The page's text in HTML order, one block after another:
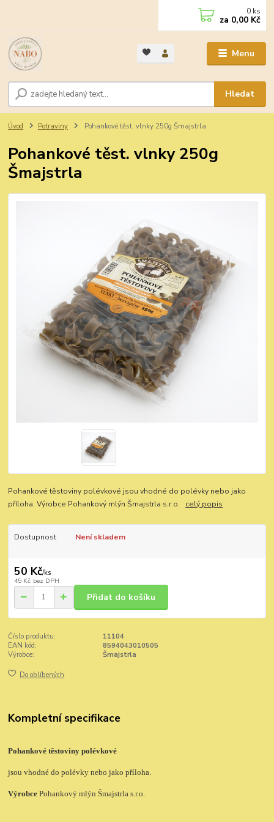
Menu
Hledat
0 ks
za 0,00 Kč
Úvod Potraviny Pohankové těst. vlnky 250g Šmajstrla
Pohankové těst. vlnky 250g
Šmajstrla
Pohankové těstoviny polévkové jsou vhodné do polévky nebo jako
příloha. Výrobce Pohankový mlýn Šmajstrla s.r.o. celý popis
Dostupnost Není skladem
50 Kč/ks
45 Kč bez DPH
Přidat do košíku
Číslo produktu:
11104
EAN kód:
8594043010505
Výrobce:
Šmajstrla
Do oblíbených
Kompletní specifikace
Pohankové těstoviny polévkové
jsou vhodné do polévky nebo jako příloha.
VýrobcePohankový mlýn Šmajstrla s.r.o.